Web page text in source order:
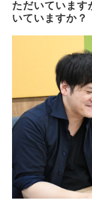
ただいています
いていますか？